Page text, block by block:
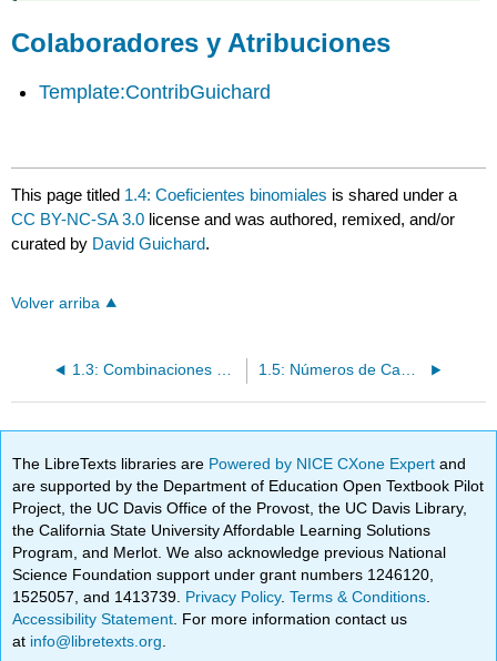
Colaboradores y Atribuciones
Template:ContribGuichard
This page titled 1.4: Coeficientes binomiales is shared under a
CC BY-NC-SA 3.0 license and was authored, remixed, and/or
curated by David Guichard.
Volver arriba
1.3: Combinaciones y permutaciones 1.5: Números de Campana
The LibreTexts libraries are Powered by NICE CXone Expertand
are supported by the Department of Education Open Textbook Pilot
Project, the UC Davis Office of the Provost, the UC Davis Library,
the California State University Affordable Learning Solutions
Program, and Merlot. We also acknowledge previous National
Science Foundation support under grant numbers 1246120,
1525057, and 1413739. Privacy Policy.Terms & Conditions
Accessibility Statement . For more information contact us
at info@libretexts.org